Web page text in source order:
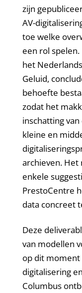
zijn
AV-
toe welke
een rol
het
Geluid,
behoefte
zodat het
inschatting
kleine en
archieven.
enkele
PrestoCentre
data concreet
Deze
van modellen
op dit moment
digitalisering
Columbus